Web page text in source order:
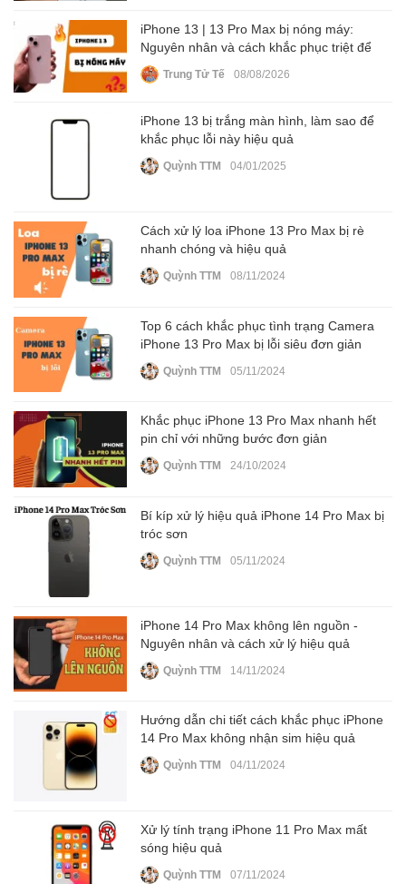
iPhone 13 | 13 Pro Max bị nóng máy:
Nguyên nhân và cách khắc phục triệt để
Trung Tử Tế 08/08/2026
iPhone 13 bị trắng màn hình, làm sao để
khắc phục lỗi này hiệu quả
Quỳnh TTM 04/01/2025
Cách xử lý loa iPhone 13 Pro Max bị rè
nhanh chóng và hiệu quả
Quỳnh TTM 08/11/2024
Top 6 cách khắc phục tình trạng Camera
iPhone 13 Pro Max bị lỗi siêu đơn giản
Quỳnh TTM 05/11/2024
Khắc phục iPhone 13 Pro Max nhanh hết
pin chỉ với những bước đơn giản
Quỳnh TTM 24/10/2024
Bí kíp xử lý hiệu quả iPhone 14 Pro Max bị
tróc sơn
Quỳnh TTM 05/11/2024
iPhone 14 Pro Max không lên nguồn -
Nguyên nhân và cách xử lý hiệu quả
Quỳnh TTM 14/11/2024
Hướng dẫn chi tiết cách khắc phục iPhone
14 Pro Max không nhận sim hiệu quả
Quỳnh TTM 04/11/2024
Xử lý tính trạng iPhone 11 Pro Max mất
sóng hiệu quả
Quỳnh TTM 07/11/2024